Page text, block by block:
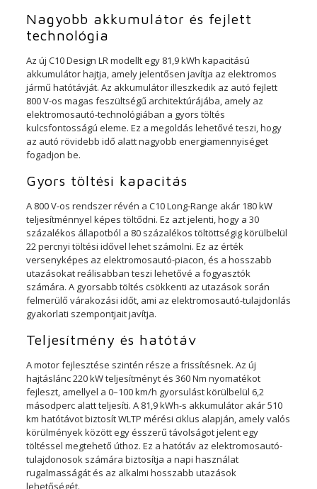
Nagyobb akkumulátor és fejlett
technológia
Az új C10 Design LR modellt egy 81,9 kWh kapacitású
akkumulátor hajtja, amely jelentősen javítja az elektromos
jármű hatótávját. Az akkumulátor illeszkedik az autó fejlett
800 V-os magas feszültségű architektúrájába, amely az
elektromosautó-technológiában a gyors töltés
kulcsfontosságú eleme. Ez a megoldás lehetővé teszi, hogy
az autó rövidebb idő alatt nagyobb energiamennyiséget
fogadjon be.
Gyors töltési kapacitás
A 800 V-os rendszer révén a C10 Long-Range akár 180 kW
teljesítménnyel képes töltődni. Ez azt jelenti, hogy a 30
százalékos állapotból a 80 százalékos töltöttségig körülbelül
22 percnyi töltési idővel lehet számolni. Ez az érték
versenyképes az elektromosautó-piacon, és a hosszabb
utazásokat reálisabban teszi lehetővé a fogyasztók
számára. A gyorsabb töltés csökkenti az utazások során
felmerülő várakozási időt, ami az elektromosautó-tulajdonlás
gyakorlati szempontjait javítja.
Teljesítmény és hatótáv
A motor fejlesztése szintén része a frissítésnek. Az új
hajtáslánc 220 kW teljesítményt és 360 Nm nyomatékot
fejleszt, amellyel a 0–100 km/h gyorsulást körülbelül 6,2
másodperc alatt teljesíti. A 81,9 kWh-s akkumulátor akár 510
km hatótávot biztosít WLTP mérési ciklus alapján, amely valós
körülmények között egy ésszerű távolságot jelent egy
töltéssel megtehető úthoz. Ez a hatótáv az elektromosautó-
tulajdonosok számára biztosítja a napi használat
rugalmasságát és az alkalmi hosszabb utazások
lehetőségét.